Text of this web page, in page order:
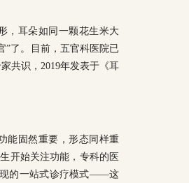
，耳朵如同一颗花生米大
”了。目前，五官科医院已
共识，2019年发表于《耳
能固然重要，形态同样重
开始关注功能，专科的医
的一站式诊疗模式——这